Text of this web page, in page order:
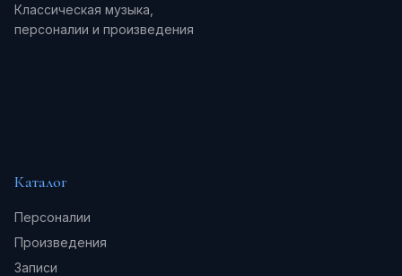
Классическая музыка,
персоналии и произведения
Каталог
Персоналии
Произведения
Записи